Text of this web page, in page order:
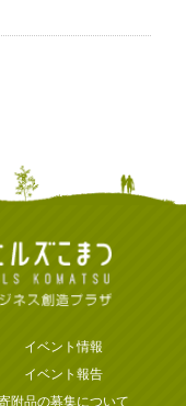
イベント情報
イベント報告
附品の募集について